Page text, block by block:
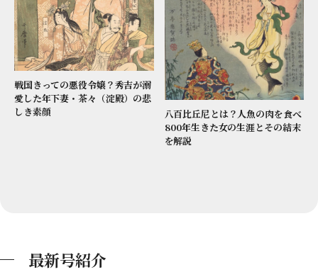
戦国きっての悪役令嬢？秀吉が溺
愛した年下妻・茶々（淀殿）の悲
しき素顔
八百比丘尼とは？人魚の肉を食べ
800年生きた女の生涯とその結末
を解説
最新号紹介